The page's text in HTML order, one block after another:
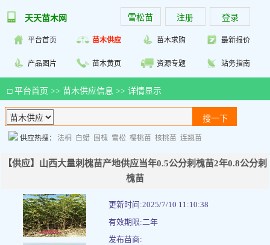
天天苗木网 雪松苗 注册 登录
平台首页 苗木供应 苗木求购 最新报价
产品图片 苗木黄页 资源专题 站务指南
□ 平台首页 >> 苗木供应信息 >> 详情显示
供应热搜： 法桐 白蜡 国槐 雪松 樱桃苗 核桃苗 连翘苗
【供应】山西大量刺槐苗产地供应当年0.5公分刺槐苗2年0.8公分刺
槐苗
更新时间:2025/7/10 11:10:38
有效期限:二年
发布苗商: